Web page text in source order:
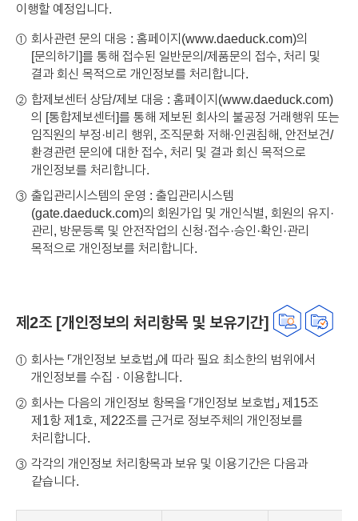
이행할 예정입니다.
① 회사관련 문의 대응 : 홈페이지(www.daeduck.com)의
[문의하기]를 통해 접수된 일반문의/제품문의 접수, 처리 및
결과 회신 목적으로 개인정보를 처리합니다.
② 합제보센터 상담/제보 대응 : 홈페이지(www.daeduck.com)
의 [통합제보센터]를 통해 제보된 회사의 불공정 거래행위 또는
임직원의 부정·비리 행위, 조직문화 저해·인권침해, 안전보건/
환경관련 문의에 대한 접수, 처리 및 결과 회신 목적으로
개인정보를 처리합니다.
③ 출입관리시스템의 운영 : 출입관리시스템
(gate.daeduck.com)의 회원가입 및 개인식별, 회원의 유지·
관리, 방문등록 및 안전작업의 신청·접수·승인·확인·관리
목적으로 개인정보를 처리합니다.
제2조 [개인정보의 처리항목 및 보유기간]
① 회사는 「개인정보 보호법」에 따라 필요 최소한의 범위에서
개인정보를 수집 · 이용합니다.
② 회사는 다음의 개인정보 항목을 「개인정보 보호법」 제15조
제1항 제1호, 제22조를 근거로 정보주체의 개인정보를
처리합니다.
③ 각각의 개인정보 처리항목과 보유 및 이용기간은 다음과
같습니다.